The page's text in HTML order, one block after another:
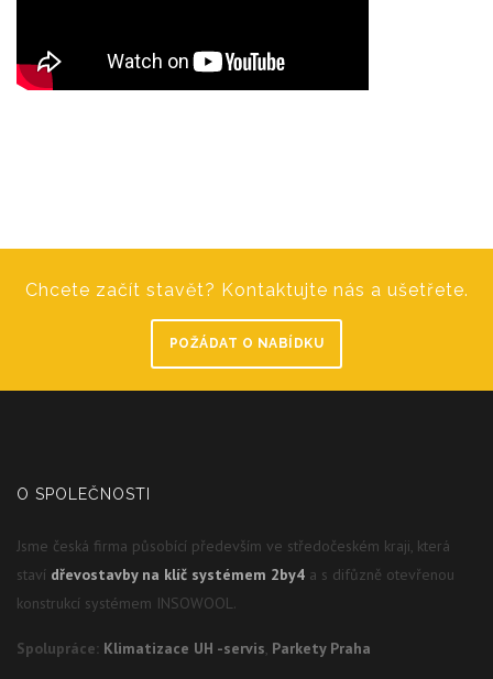
Chcete začít stavět? Kontaktujte nás a ušetřete.
POŽÁDAT O NABÍDKU
O SPOLEČNOSTI
Jsme česká firma působící především ve středočeském kraji, která
staví dřevostavby na klíč systémem 2by4 a s difůzně otevřenou
konstrukcí systémem INSOWOOL.
Spolupráce: Klimatizace UH -servis, Parkety Praha